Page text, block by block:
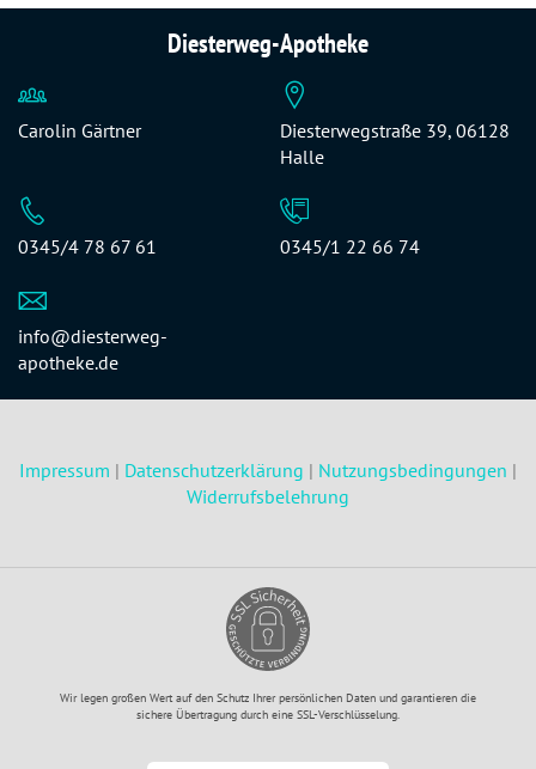
Diesterweg-Apotheke
Carolin Gärtner
Diesterwegstraße 39, 06128
Halle
0345/4 78 67 61 0345/1 22 66 74
info@diesterweg-
apotheke.de
Impressum | Datenschutzerklärung | Nutzungsbedingungen |
Widerrufsbelehrung
Wir legen großen Wert auf den Schutz Ihrer persönlichen Daten und garantieren die
sichere Übertragung durch eine SSL-Verschlüsselung.